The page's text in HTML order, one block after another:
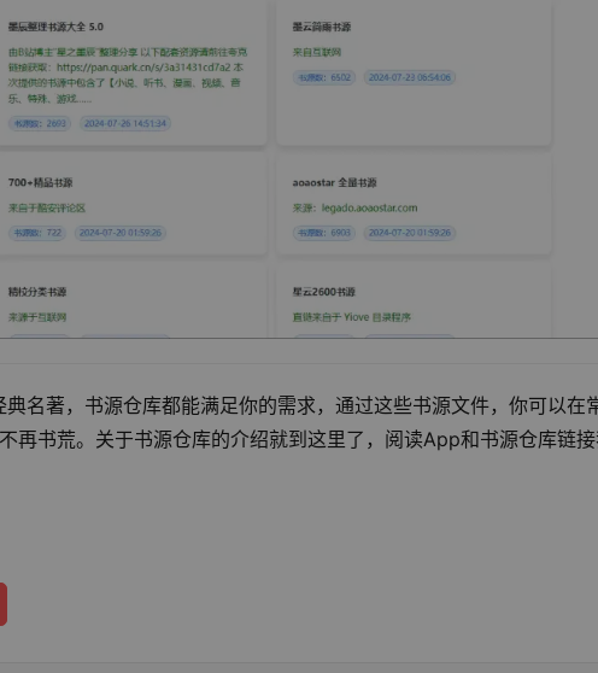
名著，书源仓库都能满足你的需求，通过这些书源文件，你可以在
再书荒。关于书源仓库的介绍就到这里了，阅读App和书源仓库链